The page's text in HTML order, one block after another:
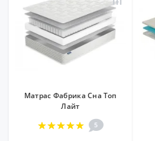
Матрас Фабрика Сна Топ
Лайт
5